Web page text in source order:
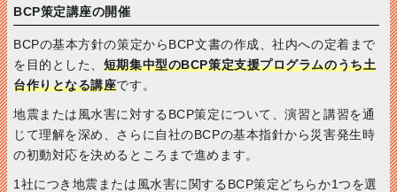
BCP策定講座の開催
BCPの基本方針の策定からBCP文書の作成、社内への定着まで
を目的とした、 短期集中型のBCP策定支援プログラムのうち土
台作りとなる講座です。
地震または風水害に対するBCP策定について、演習と講習を通
じて理解を深め、さらに自社のBCPの基本指針から災害発生時
の初動対応を決めるところまで進めます。
1社につき地震または風水害に関するBCP策定どちらか1つを選